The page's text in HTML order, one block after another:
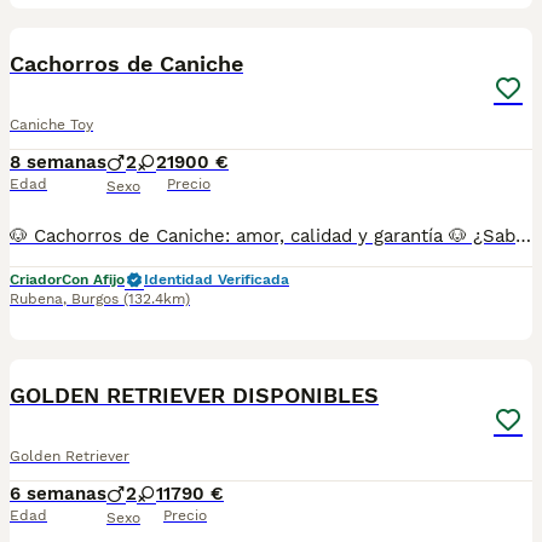
Cachorros de Caniche
Caniche Toy
8 semanas
Edad
2 2
Sexo
1900 €
Precio
🐶 Cachorros de Caniche: amor, calidad y garantía 🐶 ¿Sabes qué diferencia a un cachorro criado con amor, en un hogar responsable y lleno de estímulos positivos? Todo. 🔹 Confianza. 🔹 Salud. 🔹 Felicidad. Nuestros cachorros no son solo perros, son compañeros de vida. Criados en un entorno familiar, con padres cuidadosamente seleccionados por su morfología y temperamento equilibrado, garantizamos ejemplares sanos, bien socializados y llenos de energía. 📌 Los precios dependen del color, aunque pueden influir otros factores: Negro o apricot claro = 1900€ Chocolate o apricot = 2490€ Rojo = 2900€ ¿Quieres conocerlos? Puedes visitarnos y ver cómo crecen, juegan y se desarrollan. No vendemos “perros”, entregamos pequeños tesoros listos para llenar tu hogar de alegría. 🏡 ¿Cómo se entregan? ✅ Pasaporte ✅ Microchip ✅ Vacunas y desparasitaciones acordes a su edad. ✅ Socialización temprana con personas y otros animales. ✅ Revisiones veterinarias periódicas y chequeo antes de la entrega. ✅ Opcional: Pedigree nacional LOA (con coste adicional). 💡 Te acompañamos en todo el proceso: 📌 Asesoramiento en alimentación, higiene y educación. 📌 Formas de pago flexibles (no financiamos). ❓ ¿Tienes dudas? Pregunta sin compromiso. Pero te avisamos: cuando los veas, no querrás irte sin uno. 📍 N.Z: 008015 📩 Contáctanos y descubre a tu futuro mejor amigo 🐾❤️
CriadorCon Afijo
Identidad Verificada
Rubena, Burgos (132.4km)
GOLDEN RETRIEVER DISPONIBLES
Golden Retriever
6 semanas
Edad
2 1
Sexo
1790 €
Precio